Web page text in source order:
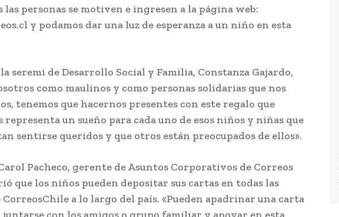
las personas se motiven e ingresen a la página web:
y podamos dar una luz de esperanza a un niño en esta
seremi de Desarrollo Social y Familia, Constanza Gajardo,
como maulinos y como personas solidarias que nos
tenemos que hacernos presentes con este regalo que
representa un sueño para cada uno de esos niños y niñas que
sentirse queridos y que otros están preocupados de ellos».
Pacheco, gerente de Asuntos Corporativos de Correos
que los niños pueden depositar sus cartas en todas las
CorreosChile a lo largo del país. «Pueden apadrinar una carta